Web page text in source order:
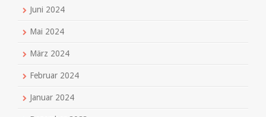
Juni 2024
Mai 2024
März 2024
Februar 2024
Januar 2024